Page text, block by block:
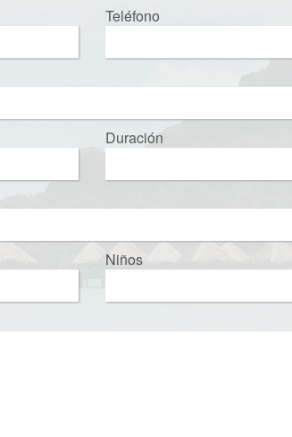
Teléfono
Duración
Niños